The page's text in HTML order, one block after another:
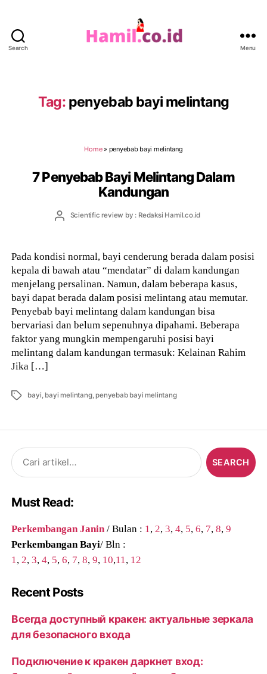
Search Menu
Tag: penyebab bayi melintang
Home» penyebab bayi melintang
7 Penyebab Bayi Melintang Dalam
Kandungan
PostScientific review by : Redaksi Hamil.co.id
Pada kondisi normal, bayi cenderung berada dalam posisi
kepala di bawah atau “mendatar” di dalam kandungan
menjelang persalinan. Namun, dalam beberapa kasus,
bayi dapat berada dalam posisi melintang atau memutar.
Penyebab bayi melintang dalam kandungan bisa
bervariasi dan belum sepenuhnya dipahami. Beberapa
faktor yang mungkin mempengaruhi posisi bayi
melintang dalam kandungan termasuk: Kelainan Rahim
Jika […]
Tags bayi, bayi melintang,penyebab bayi melintang
Search
for:
Must Read:
Perkembangan Janin/ Bulan : 1,2,3,4, 5,6, 7,8,9
Perkembangan Bayi/ Bln :
1,2,3,4, 5,6, 7,8,9, 10,11, 12
Recent Posts
Всегда доступный кракен: актуальные зеркала
для безопасного входа
Подключение к кракен даркнет вход: